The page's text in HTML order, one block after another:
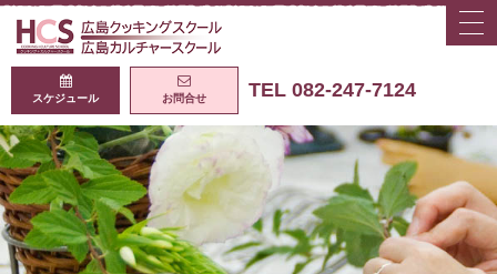
広島クッキン
スケジュール お問合せ TEL 082-247-7124